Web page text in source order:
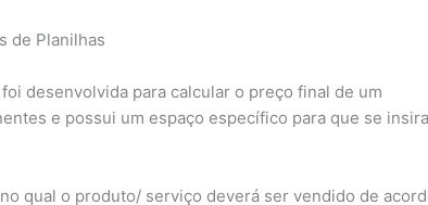
desenvolvida para calcular o preço final de um
e possui um espaço específico para que se insira
qual o produto/ serviço deverá ser vendido de